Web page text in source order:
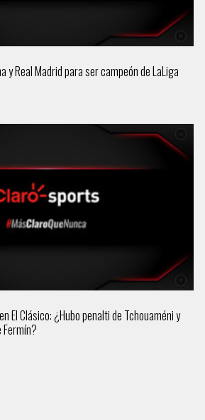
y Real Madrid para ser campeón de LaLiga
El Clásico: ¿Hubo penalti de Tchouaméni y